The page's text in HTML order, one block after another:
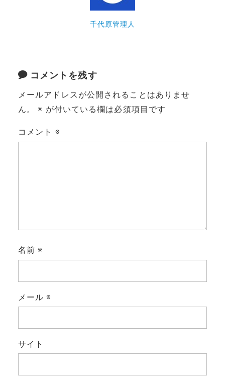
千代原管理人
コメントを残す
メールアドレスが公開されることはありませ
ん。
※ が付いている欄は必須項目です
コメント ※
名前※
メール※
サイト